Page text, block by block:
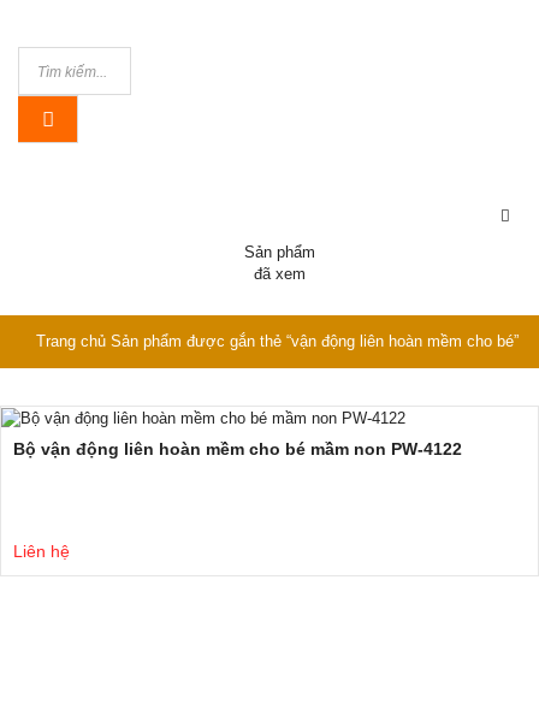
Sản phẩm
đã xem
Trang chủ Sản phẩm được gắn thẻ “vận động liên hoàn mềm cho bé”
Bộ vận động liên hoàn mềm cho bé mầm non PW-4122
Liên hệ